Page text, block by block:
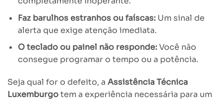
Faz barulhos estranhos ou faíscas:Um sinal de
alerta que exige atenção imediata.
O teclado ou painel não responde:Você não
consegue programar o tempo ou a potência.
Seja qual for o defeito, a Assistência Técnica
Luxemburgotem a experiência necessária para um